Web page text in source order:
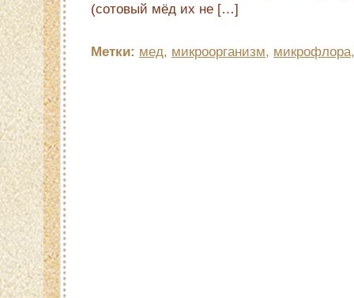
(сотовый мёд их не […]
Метки: мед, микроорганизм, микрофлора